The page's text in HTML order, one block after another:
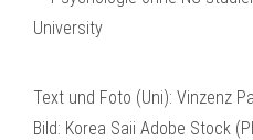
Text und Foto (Uni): Vinzenz
Bild: Korea Saii Adobe Stock